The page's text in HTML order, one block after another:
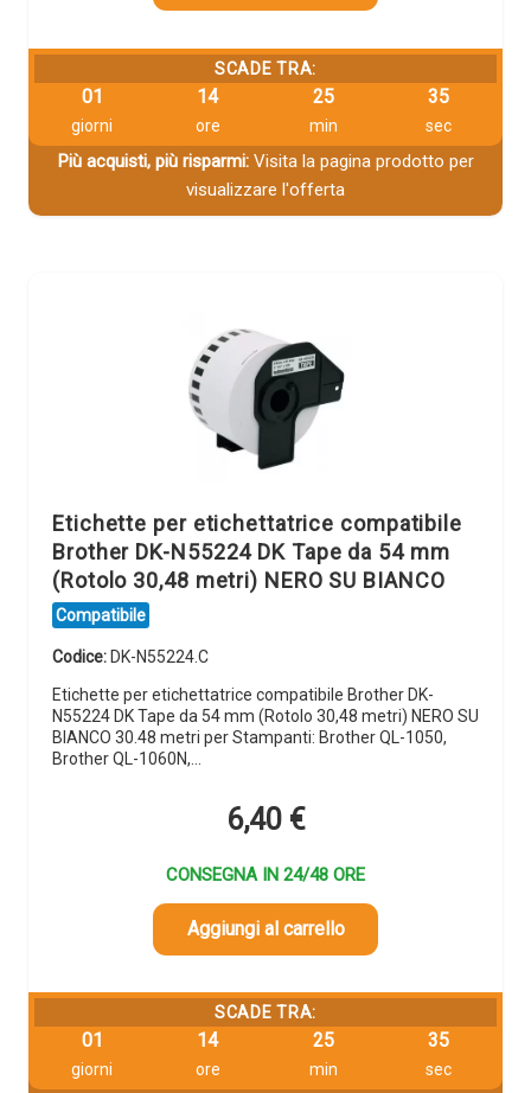
SCADE TRA:
01
giorni
14
ore
25
min
33
sec
Più acquisti, più risparmi:Visita la pagina prodotto per
visualizzare l'offerta
Etichette per etichettatrice compatibile
Brother DK-N55224 DK Tape da 54 mm
(Rotolo 30,48 metri) NERO SU BIANCO
Compatibile
Codice: DK-N55224.C
Etichette per etichettatrice compatibile Brother DK-
N55224 DK Tape da 54 mm (Rotolo 30,48 metri) NERO SU
BIANCO 30.48 metri per Stampanti: Brother QL-1050,
Brother QL-1060N,…
6,40 €
CONSEGNA IN 24/48 ORE
Aggiungi al carrello
SCADE TRA:
01
giorni
14
ore
25
min
33
sec